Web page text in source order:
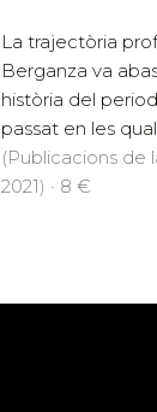
La trajectòria
Berganza va
història del
passat en les
(Publicacions de
2021) · 8 €